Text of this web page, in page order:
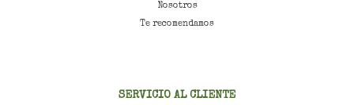
Nosotros
Te recomendamos
SERVICIO AL CLIENTE